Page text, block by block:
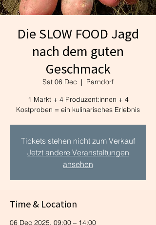
Die SLOW FOOD Jagd
nach dem guten
Geschmack
Sat 06 Dec
  |
Parndorf
1 Markt + 4 Produzent:innen + 4
Kostproben = ein kulinarisches Erlebnis
Tickets stehen nicht zum Verkauf
Jetzt andere Veranstaltungen
ansehen
Time & Location
06 Dec 2025, 09:00 – 14:00